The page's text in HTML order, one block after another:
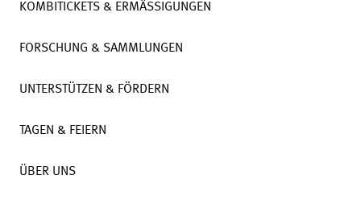
KOMBITICKETS & ERMÄSSIGUNGEN
FORSCHUNG & SAMMLUNGEN
UNTERSTÜTZEN & FÖRDERN
TAGEN & FEIERN
ÜBER UNS